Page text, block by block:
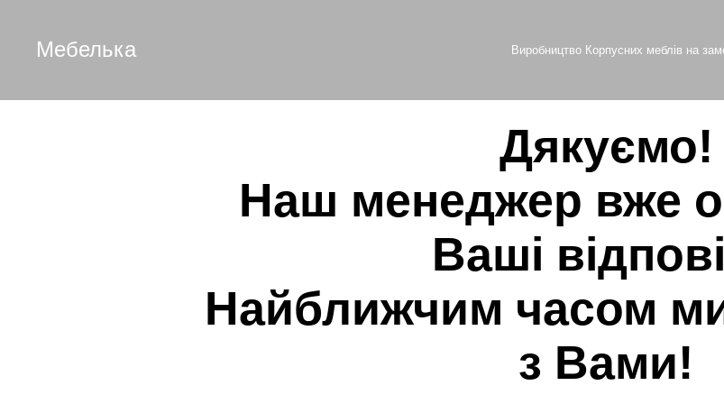
Мебелька Виробництво Корпусних меблів на
Дякуємо!
Наш менеджер вже
Ваші
Найближчим часом
з Вами!